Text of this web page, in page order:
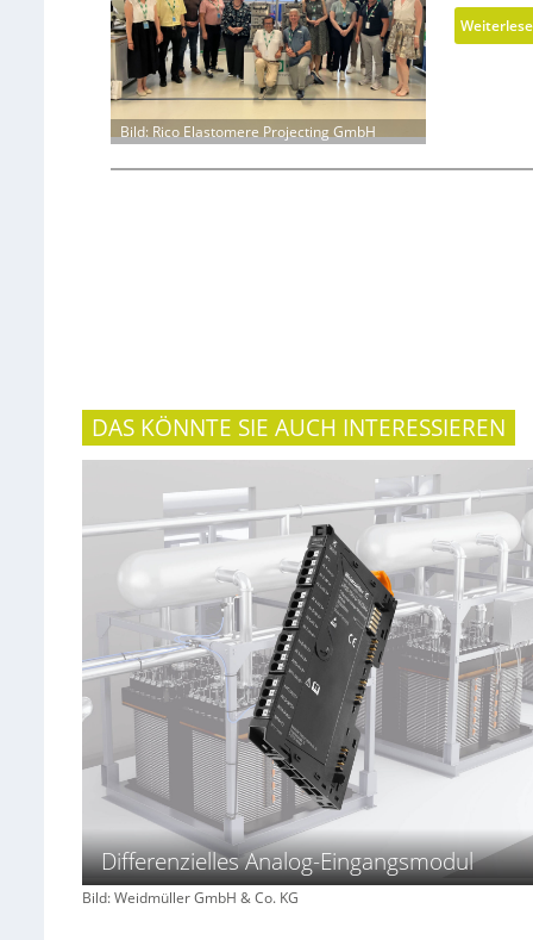
Bild: Rico Elastomere Projecting GmbH
DAS KÖNNTE SIE AUCH INTERESSIEREN
Differenzielles Analog-Eingangsmodul
Bild: Weidmüller GmbH & Co. KG